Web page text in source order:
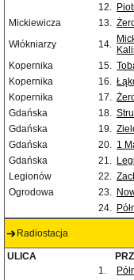
12.
Mickiewicza
13.
Włókniarzy
14.
Kopernika 15.
Kopernika
16.
Kopernika
17.
Gdańska
18.
Gdańska
19.
Gdańska
20. 1
Gdańska
21.
Legionów
22.
Ogrodowa
23.
24.
Radiostacja
ULICA
1.